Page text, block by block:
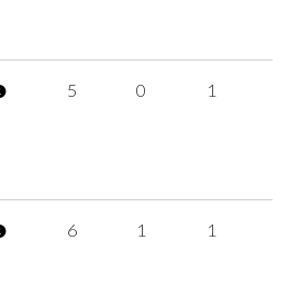
5 0 1
6 1 1